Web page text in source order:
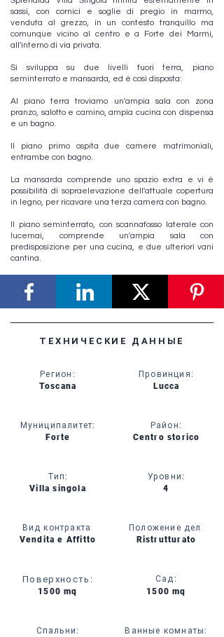
sassi, con cornici e soglie di pregio in marmo,
venduta al grezzo, in un contesto tranquillo ma
comunque vicino al centro e a Forte dei Marmi,
all'interno di via privata.
Si sviluppa su due livelli fuori terra, piano
seminterrato e mansarda, ed è così disposta:
Al piano terra troviamo un'ampia sala con zona
pranzo, salotto e camino, ampia cucina con dispensa
e un bagno.
Il piano primo ospita due camere matrimoniali,
entrambe con bagno.
La mansarda comprende uno spazio extra e vi è
possibilità di sopraelevazione dell'attuale copertura
in legno, per ricavare una terza camera con bagno.
Il piano seminterrato, con scannafosso laterale con
lucernai, comprende un'ampia sala con
predisposizione per una cucina, e due ulteriori vani
cantina.
ТЕХНИЧЕСКИЕ ДАННЫЕ
Регион :
Toscana
Муниципалитет:
Forte
Тип:
Villa singola
Вид контракта:
Vendita e Affitto
Поверхность :
1500 mq
Спальни:
Провинция:
Lucca
Район:
Centro storico
Уровни:
4
Положение дел:
Ristrutturato
Сад:
1500 mq
Ванные комнаты: